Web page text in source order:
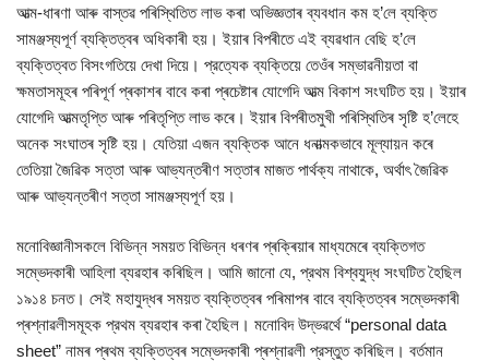
আত্ম-ধাৰণা আৰু বাস্তৱ পৰিস্থিতিত লাভ কৰা অভিজ্ঞতাৰ ব্যবধান কম হ’লে ব্যক্তি
সামঞ্জস্যপূর্ণ ব্যক্তিত্বৰ অধিকাৰী হয়। ইয়াৰ বিপৰীতে এই ব্যৱধান বেছি হ’লে
ব্যক্তিত্বত বিসংগতিয়ে দেখা দিয়ে। প্রত্যেক ব্যক্তিয়ে তেওঁৰ সম্ভাৱনীয়তা বা
ক্ষমতাসমূহৰ পৰিপূৰ্ণ প্ৰকাশৰ বাবে কৰা প্ৰচেষ্টাৰ যোগেদি আত্ম বিকাশ সংঘটিত হয়। ইয়াৰ
যোগেদি আত্মতৃপ্তি আৰু পৰিতৃপ্তি লাভ কৰে। ইয়াৰ বিপৰীতমুখী পৰিস্থিতিৰ সৃষ্টি হ’লেহে
অনেক সংঘাতৰ সৃষ্টি হয়। যেতিয়া এজন ব্যক্তিক আনে ধনাত্মকভাবে মূল্যায়ন কৰে
তেতিয়া জৈৱিক সত্তা আৰু আভ্যন্তৰীণ সত্তাৰ মাজত পাৰ্থক্য নাথাকে, অর্থাৎ জৈৱিক
আৰু আভ্যন্তৰীণ সত্তা সামঞ্জস্যপূর্ণ হয়।
মনোবিজ্ঞানীসকলে বিভিন্ন সময়ত বিভিন্ন ধৰণৰ প্ৰক্ৰিয়াৰ মাধ্যমেৰে ব্যক্তিগত
সম্ভেদকাৰী আহিলা ব্যৱহাৰ কৰিছিল। আমি জানো যে, প্রথম বিশ্বযুদ্ধ সংঘটিত হৈছিল
১৯১৪ চনত। সেই মহাযুদ্ধৰ সময়ত ব্যক্তিত্বৰ পৰিমাপৰ বাবে ব্যক্তিত্বৰ সম্ভেদকাৰী
প্ৰশ্নাৱলীসমূহক প্রথম ব্যৱহাৰ কৰা হৈছিল। মনোবিদ উদ্ভৱৰ্থে “personal data
sheet” নামৰ প্ৰথম ব্যক্তিত্বৰ সম্ভেদকাৰী প্ৰশ্নাৱলী প্রস্তুত কৰিছিল। বর্তমান